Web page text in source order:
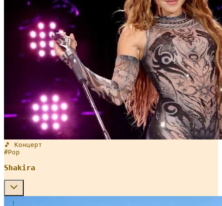
🎵 Концерт
#Pop
Shakira